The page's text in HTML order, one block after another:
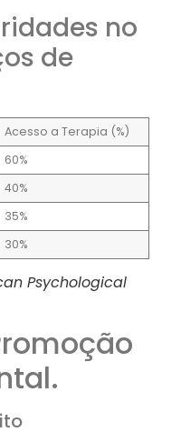
no
de
Acesso a Terapia (%)
60%
40%
35%
30%
Psychological